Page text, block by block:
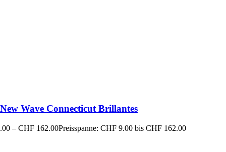
Wave Connecticut Brillantes
– CHF 162.00Preisspanne: CHF 9.00 bis CHF 162.00